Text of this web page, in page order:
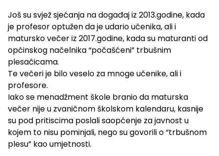
Još su svjež sjećanja na događaj iz 2013.godine, kada
je profesor optužen da je udario učenika, ali i
matursko večer iz 2017.godine, kada su maturanti od
općinskog načelnika “počašćeni” trbušnim
plesačicama.
Te večeri je bilo veselo za mnoge učenike, ali i
profesore.
Iako se menadžment škole branio da maturska
večer nije u zvaničnom školskom kalendaru, kasnije
su pod pritiscima poslali saopćenje za javnost u
kojem to nisu pominjali, nego su govorili o “trbušnom
plesu” kao umjetnosti.